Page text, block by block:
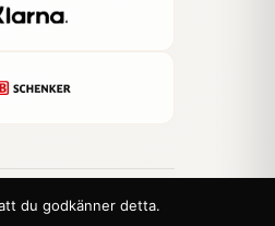
du godkänner detta.